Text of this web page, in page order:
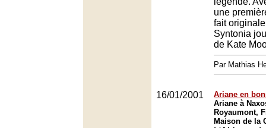
une
fait
Syntonia
de Kate
Par Mathias
16/01/2001
Ariane en
Ariane à
Royaumont,
Maison de la